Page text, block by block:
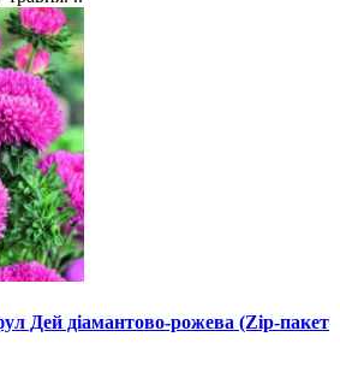
Дей діамантово-рожева (Zip-пакет